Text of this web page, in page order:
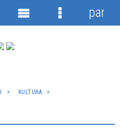
KULTURA
Menu
Menu
panel